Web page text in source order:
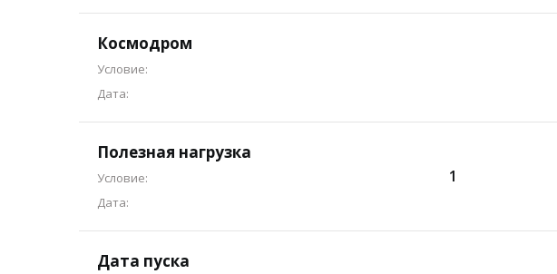
Космодром
Условие:
Дата:
Полезная нагрузка
Условие:
Дата:
1
Дата пуска